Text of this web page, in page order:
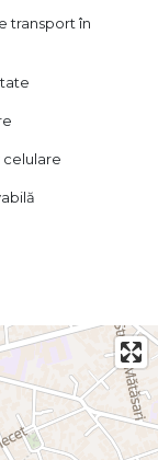
transport în
celulare